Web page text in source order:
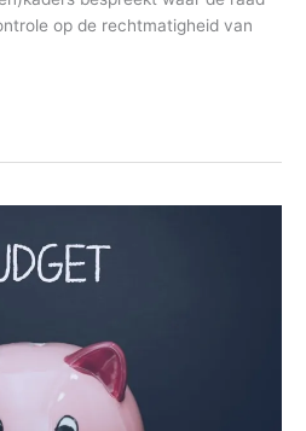
op de rechtmatigheid van